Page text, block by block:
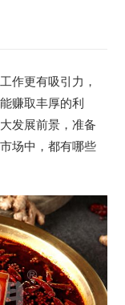
作更有吸引力，
赚取丰厚的利
发展前景，准备
场中，都有哪些